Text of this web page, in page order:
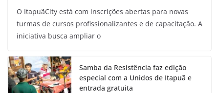
O ItapuãCity está com inscrições abertas para novas
turmas de cursos profissionalizantes e de capacitação. A
iniciativa busca ampliar o
Samba da Resistência faz edição
especial com a Unidos de Itapuã e
entrada gratuita